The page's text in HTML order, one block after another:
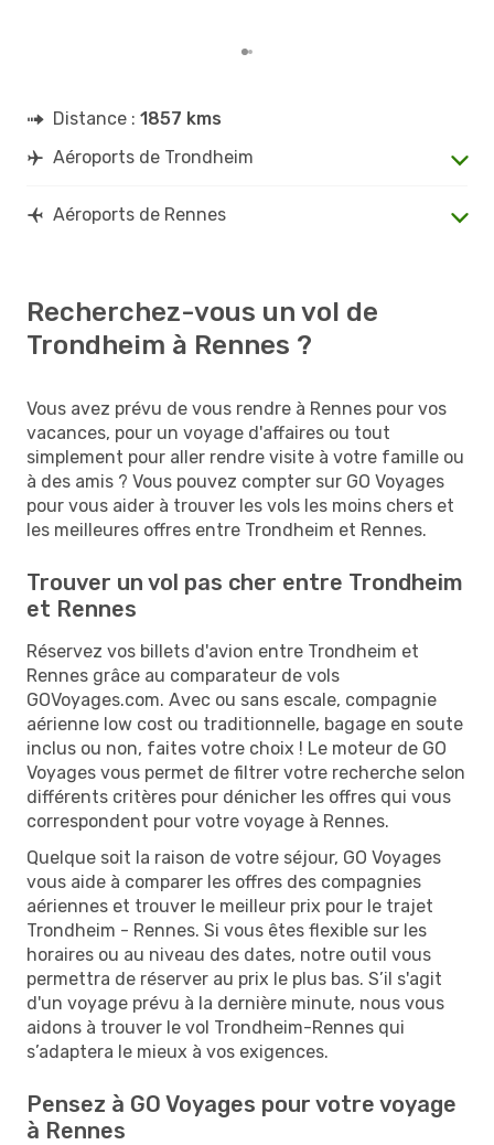
Distance : 1857 kms
Aéroports de Trondheim
Aéroports de Rennes
Recherchez-vous un vol de
Trondheim à Rennes ?
Vous avez prévu de vous rendre à Rennes pour vos
vacances, pour un voyage d'affaires ou tout
simplement pour aller rendre visite à votre famille ou
à des amis ? Vous pouvez compter sur GO Voyages
pour vous aider à trouver les vols les moins chers et
les meilleures offres entre Trondheim et Rennes.
Trouver un vol pas cher entre Trondheim
et Rennes
Réservez vos billets d'avion entre Trondheim et
Rennes grâce au comparateur de vols
GOVoyages.com. Avec ou sans escale, compagnie
aérienne low cost ou traditionnelle, bagage en soute
inclus ou non, faites votre choix ! Le moteur de GO
Voyages vous permet de filtrer votre recherche selon
différents critères pour dénicher les offres qui vous
correspondent pour votre voyage à Rennes.
Quelque soit la raison de votre séjour, GO Voyages
vous aide à comparer les offres des compagnies
aériennes et trouver le meilleur prix pour le trajet
Trondheim - Rennes. Si vous êtes flexible sur les
horaires ou au niveau des dates, notre outil vous
permettra de réserver au prix le plus bas. S’il s'agit
d'un voyage prévu à la dernière minute, nous vous
aidons à trouver le vol Trondheim-Rennes qui
s’adaptera le mieux à vos exigences.
Pensez à GO Voyages pour votre voyage
à Rennes